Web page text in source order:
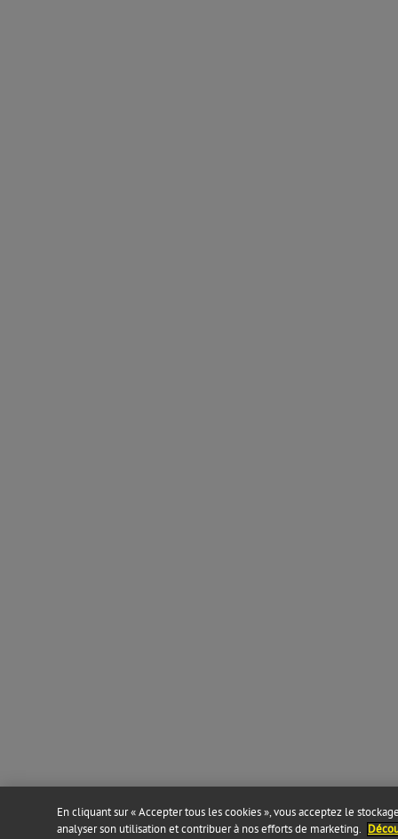
En cliquant sur « Accepter tous les cookies », vous acceptez le
analyser son utilisation et contribuer à nos efforts de marketing.